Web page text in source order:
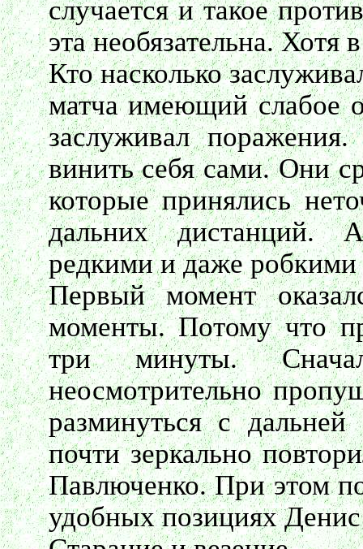
случается и такое
эта необязательна. Хотя
Кто насколько
матча имеющий слабое
заслуживал
винить себя сами. Они
которые принялись
дальних дистанций.
редкими и даже робкими
Первый момент
моменты. Потому что
три минуты.
неосмотрительно
разминуться с
почти зеркально
Павлюченко. При этом
удобных позициях